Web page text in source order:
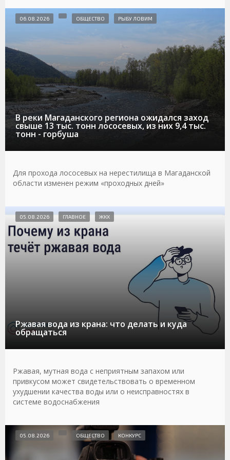
В реки Магаданского региона ожидался заход
свыше 13 тыс. тонн лососевых, из них 9,4 тыс.
тонн - горбуша
06.08.2026 ОБЩЕСТВО РЫБУ ЛОВИМ
Для прохода лососевых на нерестилища в Магаданской
области изменен режим «проходных дней»
Ржавая вода из крана: что делать и куда
обращаться
05.08.2026 ГЛАВНОЕ ЖКХ
Ржавая, мутная вода с неприятным запахом или
привкусом может свидетельствовать о временном
ухудшении качества воды или о неисправностях в
системе водоснабжения
05.08.2026 ОБЩЕСТВО КОНКУРС